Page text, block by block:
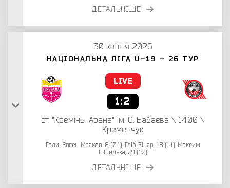
ДЕТАЛЬНІШЕ
30 квітня 2026
НАЦІОНАЛЬНА ЛІГА U-19 - 26 ТУР
1:2
ст. "Кремінь-Арена" ім. О. Бабаєва \ 14:00 \
Кременчук
Голи: Євген Маяков, 8 (0:1). Гліб Зіняр, 18 (1:1). Максим
Шпилька, 29 (1:2)
ДЕТАЛЬНІШЕ